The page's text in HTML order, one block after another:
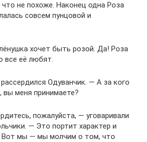
не похоже. Наконец одна Роза
совсем пунцовой и
хочет быть розой. Да! Роза
все её любят.
Одуванчик. — А за кого
вы меня принимаете?
пожалуйста, — уговаривали
— Это портит характер и
Вот мы — мы молчим о том, что